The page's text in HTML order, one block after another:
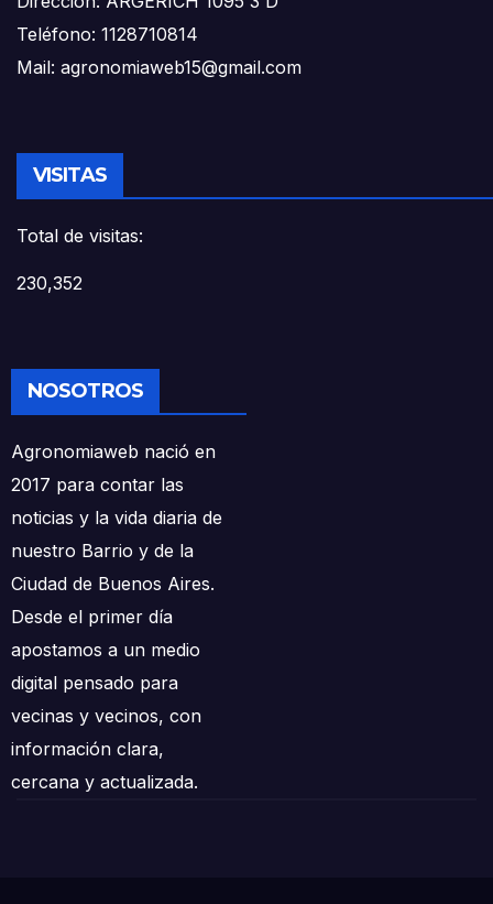
Teléfono: 1128710814
Mail: agronomiaweb15@gmail.com
VISITAS
Total de visitas:
230,352
NOSOTROS
Agronomiaweb nació en
2017 para contar las
noticias y la vida diaria de
nuestro Barrio y de la
Ciudad de Buenos Aires.
Desde el primer día
apostamos a un medio
digital pensado para
vecinas y vecinos, con
información clara,
cercana y actualizada.